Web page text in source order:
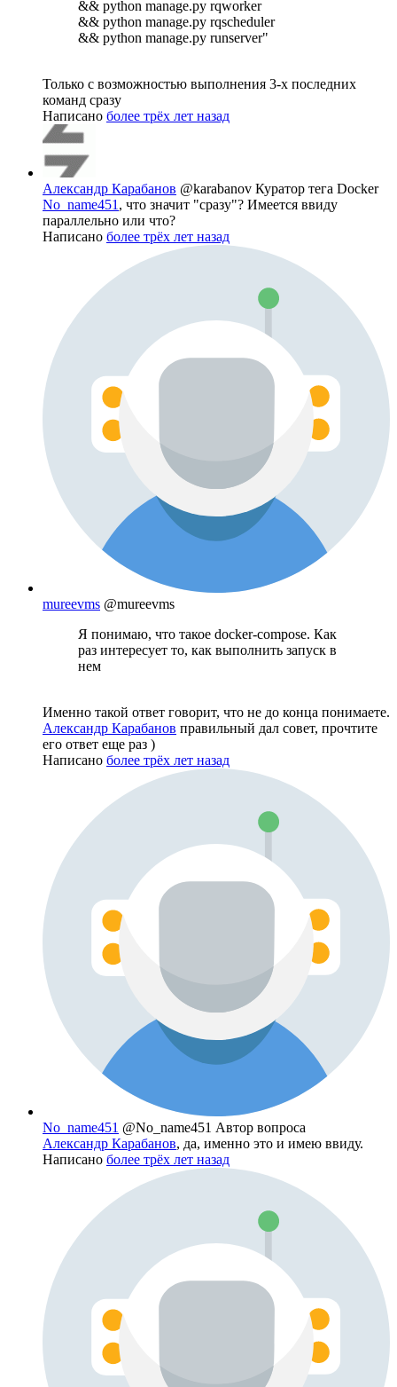
&& python manage.py rqworker
&& python manage.py rqscheduler
&& python manage.py runserver"
Только с возможностью выполнения 3-х последних
команд сразу
Написано более трёх лет назад
Александр Карабанов @karabanov Куратор тега Docker
No_name451 , что значит "сразу"? Имеется ввиду
параллельно или что?
Написано более трёх лет назад
mureevms @mureevms
Я понимаю, что такое docker-compose. Как
раз интересует то, как выполнить запуск в
нем
Именно такой ответ говорит, что не до конца понимаете.
Александр Карабанов правильный дал совет, прочтите
его ответ еще раз )
Написано более трёх лет назад
No_name451 @No_name451 Автор вопроса
Александр Карабанов, да, именно это и имею ввиду.
Написано более трёх лет назад